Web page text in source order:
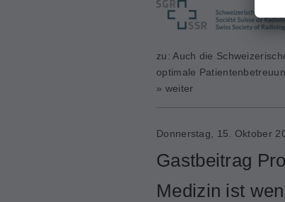
zu: Auch die
optimale
» weiter
Donnerstag, 15. Oktober
Gastbeitrag
Medizin ist